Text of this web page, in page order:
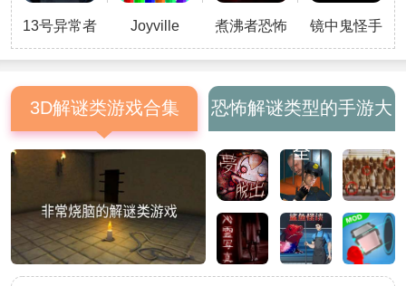
13号异常者
2025
Joyville
Coloring
煮沸者恐怖
2025
镜中鬼怪手
游
3D解谜类游戏合集 恐怖解谜类型的手游大
全